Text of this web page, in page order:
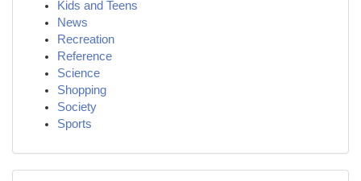
Kids and Teens
News
Recreation
Reference
Science
Shopping
Society
Sports